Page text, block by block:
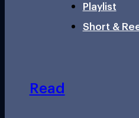
Playlist
Short &
Read